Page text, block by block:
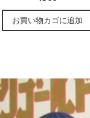
お買い物カゴに追加